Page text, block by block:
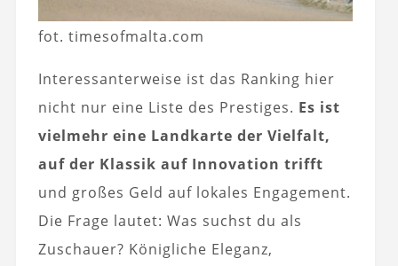
fot. timesofmalta.com
Interessanterweise ist das Ranking hier
nicht nur eine Liste des Prestiges. Es ist
vielmehr eine Landkarte der Vielfalt,
auf der Klassik auf Innovation trifft
und großes Geld auf lokales Engagement.
Die Frage lautet: Was suchst du als
Zuschauer? Königliche Eleganz,